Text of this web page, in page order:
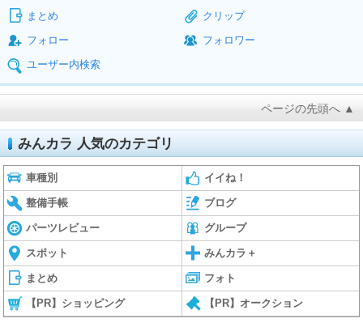
まとめ
クリップ
フォロー
フォロワー
ユーザー内検索
ページの先頭へ ▲
みんカラ 人気のカテゴリ
車種別 イイね！
整備手帳 ブログ
パーツレビュー グループ
スポット みんカラ＋
まとめ フォト
【PR】ショッピング 【PR】オークション